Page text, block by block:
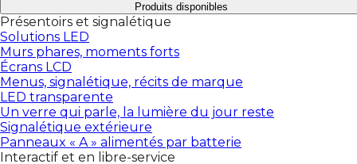
Produits disponibles
Présentoirs et signalétique
Solutions LED
Murs phares, moments forts
Écrans LCD
Menus, signalétique, récits de marque
LED transparente
Un verre qui parle, la lumière du jour reste
Signalétique extérieure
Panneaux « A » alimentés par batterie
Interactif et en libre-service